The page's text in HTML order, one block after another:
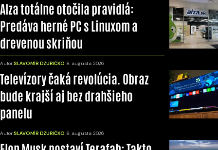
Alza totálne otočila pravidlá:
Predáva herné PC s Linuxom a
drevenou skriňou
Autor:SLAVOMÍR DZURIČKO 8. augusta 2026
Televízory čaká revolúcia. Obraz
bude krajší aj bez drahšieho
panelu
Autor:SLAVOMÍR DZURIČKO 8. augusta 2026